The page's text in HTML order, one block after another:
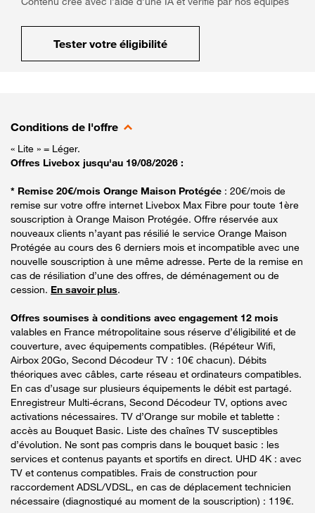
Tester votre éligibilité
Conditions de l'offre
« Lite » = Léger.
Offres Livebox jusqu'au 19/08/2026 :
* Remise 20€/mois Orange Maison Protégée : 20€/mois de
remise sur votre offre internet Livebox Max Fibre pour toute 1ère
souscription à Orange Maison Protégée. Offre réservée aux
nouveaux clients n’ayant pas résilié le service Orange Maison
Protégée au cours des 6 derniers mois et incompatible avec une
nouvelle souscription à une même adresse. Perte de la remise en
cas de résiliation d’une des offres, de déménagement ou de
cession. En savoir plus.
Offres soumises à conditions avec engagement 12 mois
valables en France métropolitaine sous réserve d’éligibilité et de
couverture, avec équipements compatibles. (Répéteur Wifi,
Airbox 20Go, Second Décodeur TV : 10€ chacun). Débits
théoriques avec câbles, carte réseau et ordinateurs compatibles.
En cas d’usage sur plusieurs équipements le débit est partagé.
Enregistreur Multi-écrans, Second Décodeur TV, options avec
activations nécessaires. TV d’Orange sur mobile et tablette :
accès au Bouquet Basic. Liste des chaînes TV susceptibles
d’évolution. Ne sont pas compris dans le bouquet basic : les
services et contenus payants et sportifs en direct. UHD 4K : avec
TV et contenus compatibles. Frais de construction pour
raccordement ADSL/VDSL, en cas de déplacement technicien
nécessaire (diagnostiqué au moment de la souscription) : 119€.